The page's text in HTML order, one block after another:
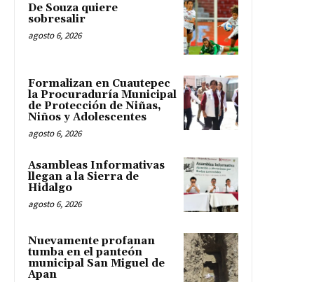
De Souza quiere
sobresalir
agosto 6, 2026
Formalizan en Cuautepec
la Procuraduría Municipal
de Protección de Niñas,
Niños y Adolescentes
agosto 6, 2026
Asambleas Informativas
llegan a la Sierra de
Hidalgo
agosto 6, 2026
Nuevamente profanan
tumba en el panteón
municipal San Miguel de
Apan